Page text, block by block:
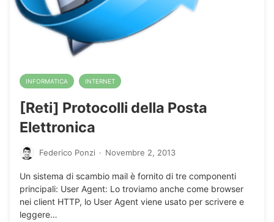
INFORMATICA INTERNET
[Reti] Protocolli della Posta
Elettronica
Federico Ponzi · Novembre 2, 2013
Un sistema di scambio mail è fornito di tre componenti
principali: User Agent: Lo troviamo anche come browser
nei client HTTP, lo User Agent viene usato per scrivere e
leggere…